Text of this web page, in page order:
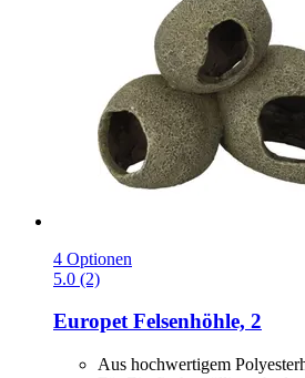
4 Optionen
5.0 (2)
EuropetFelsenhöhle, 2
Aus hochwertigem